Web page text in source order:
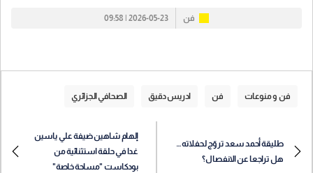
فن 2026-05-23 | 09:58
فن و منوعات فن ادريس دقيق الصحافي الجزائري
طليقة أحمد سعد تروّج لحفلاته…
هل تراجعا عن الانفصال؟
إلهام شاهين ضيفة علي ياسين
غدا في حلقة استثنائية من
بودكاست "مساحة خاصة"